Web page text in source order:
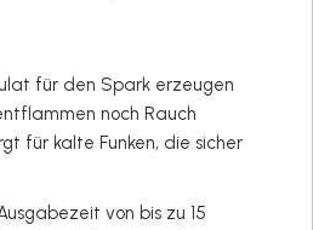
für den Spark erzeugen
noch Rauch
für kalte Funken, die sicher
von bis zu 15